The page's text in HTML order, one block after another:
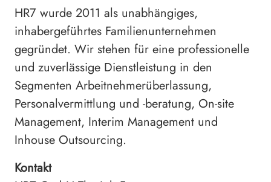
HR7 wurde 2011 als unabhängiges,
inhabergeführtes Familienunternehmen
gegründet. Wir stehen für eine professionelle
und zuverlässige Dienstleistung in den
Segmenten Arbeitnehmerüberlassung,
Personalvermittlung und -beratung, On-site
Management, Interim Management und
Inhouse Outsourcing.
Kontakt